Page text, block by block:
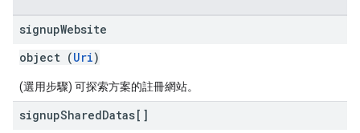
signupWebsite
object (Uri)
(選用步驟) 可探索方案的註冊網站。
signupSharedDatas[]